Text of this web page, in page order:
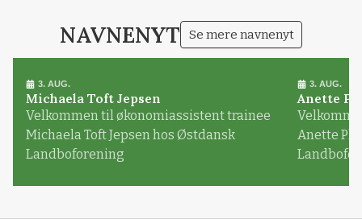
NAVNENYT Se mere navnenyt
3. AUG.
Michaela Toft Jepsen
Velkommen til økonomiassistent trainee
Michaela Toft Jepsen hos Østdansk
Landboforening
3. AUG.
Anette
Anette